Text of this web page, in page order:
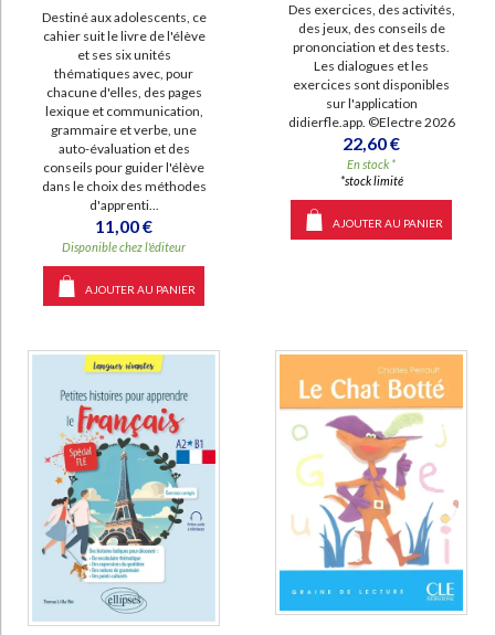
Destiné aux adolescents, ce
cahier suit le livre de l'élève
et ses six unités
thématiques avec, pour
chacune d'elles, des pages
lexique et communication,
grammaire et verbe, une
auto-évaluation et des
conseils pour guider l'élève
dans le choix des méthodes
d'apprenti...
11,00 €
Disponible chez l'éditeur
AJOUTER AU PANIER
Des exercices, des activités,
des jeux, des conseils de
prononciation et des tests.
Les dialogues et les
exercices sont disponibles
sur l'application
didierfle.app. ©Electre 2026
22,60 €
En stock *
*stock limité
AJOUTER AU PANIER